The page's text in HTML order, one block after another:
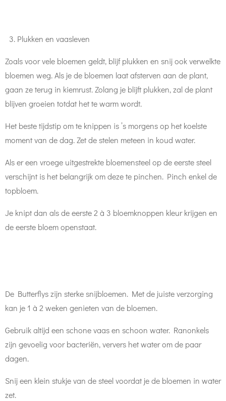
Plukken en vaasleven
Zoals voor vele bloemen geldt, blijf plukken en snij ook verwelkte
bloemen weg. Als je de bloemen laat afsterven aan de plant,
gaan ze terug in kiemrust. Zolang je blijft plukken, zal de plant
blijven groeien totdat het te warm wordt.
Het beste tijdstip om te knippen is ’s morgens op het koelste
moment van de dag. Zet de stelen meteen in koud water.
Als er een vroege uitgestrekte bloemensteel op de eerste steel
verschijnt is het belangrijk om deze te pinchen. Pinch enkel de
topbloem.
Je knipt dan als de eerste 2 à 3 bloemknoppen kleur krijgen en
de eerste bloem openstaat.
De Butterflys zijn sterke snijbloemen. Met de juiste verzorging
kan je 1 à 2 weken genieten van de bloemen.
Gebruik altijd een schone vaas en schoon water. Ranonkels
zijn gevoelig voor bacteriën, ververs het water om de paar
dagen.
Snij een klein stukje van de steel voordat je de bloemen in water
zet.